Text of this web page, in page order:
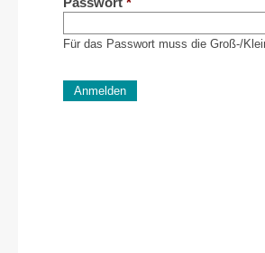
Für das Passwort muss die Groß-/
Diese Sicherheitsfrage